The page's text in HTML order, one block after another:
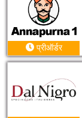
प्रीऑर्डर